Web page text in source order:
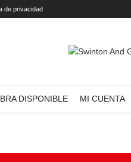
de privacidad
DISPONIBLE MI CUENTA